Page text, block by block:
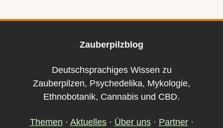
Zauberpilzblog
Deutschsprachiges Wissen zu
Zauberpilzen, Psychedelika, Mykologie,
Ethnobotanik, Cannabis und CBD.
Themen · Aktuelles· Über uns· Partner·